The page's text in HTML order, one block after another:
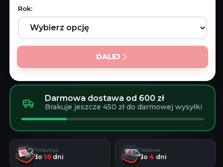
Rok:
DALEJ
Darmowa dostawa od 600 zł
Brakuje jeszcze 450 zł do darmowej wysyłki
Produkcja
do 10 dni
Dostawa
do 4 dni